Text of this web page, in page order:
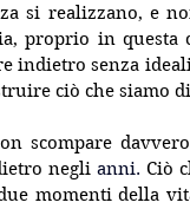
si realizzano, e
proprio in questa
indietro senza
ciò che siamo
scompare
negli anni. Ciò
momenti della